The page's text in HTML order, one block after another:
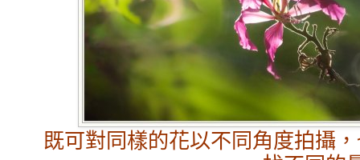
既可對同樣的花以不同角度拍攝